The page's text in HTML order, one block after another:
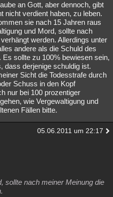
an Gott, aber dennoch, gibt
nicht verdient haben, zu leben.
sie nach 15 Jahren raus
und Mord, sollte nach
werden. Allerdings unter
andere als die Schuld des
sollte zu 100% bewiesen sein,
dass derjenige schuldig ist.
Sicht die Todesstrafe durch
Schuss in den Kopf
nur bei 100 prozentiger
wie Vergewaltigung und
Fällen bitte.
05.06.2011 um 22:17
sollte nach meiner Meinung die